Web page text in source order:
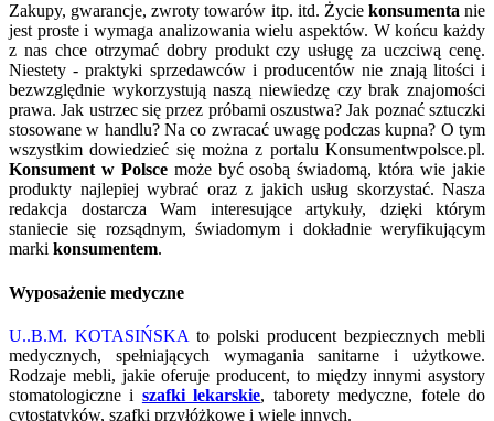
Zakupy, gwarancje, zwroty towarów itp. itd. Życie konsumentanie
jest proste i wymaga analizowania wielu aspektów. W końcu każdy
z nas chce otrzymać dobry produkt czy usługę za uczciwą cenę.
Niestety - praktyki sprzedawców i producentów nie znają litości i
bezwzględnie wykorzystują naszą niewiedzę czy brak znajomości
prawa. Jak ustrzec się przez próbami oszustwa? Jak poznać sztuczki
stosowane w handlu? Na co zwracać uwagę podczas kupna? O tym
wszystkim dowiedzieć się można z portalu Konsumentwpolsce.pl.
Konsument w Polscemoże być osobą świadomą, która wie jakie
produkty najlepiej wybrać oraz z jakich usług skorzystać. Nasza
redakcja dostarcza Wam interesujące artykuły, dzięki którym
staniecie się rozsądnym, świadomym i dokładnie weryfikującym
marki konsumentem.
Wyposażenie medyczne
U..B.M. KOTASIŃSKA to polski producent bezpiecznych mebli
medycznych, spełniających wymagania sanitarne i użytkowe.
Rodzaje mebli, jakie oferuje producent, to między innymi asystory
stomatologiczne i szafki lekarskie, taborety medyczne, fotele do
cytostatyków, szafki przyłóżkowe i wiele innych.